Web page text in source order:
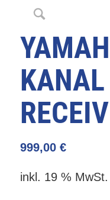
999,00 €
inkl. 19 % MwSt.